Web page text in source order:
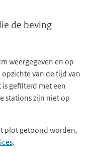
de beving
weergegeven en op
van de tijd van
gefilterd met een
stations zijn niet op
plot getoond worden,
.